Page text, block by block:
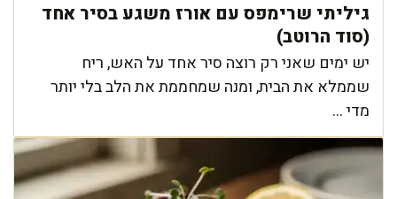
גיליתי שרימפס עם אורז משגע בסיר אחד
(סוד הרוטב)
יש ימים שאני רק רוצה סיר אחד על האש, ריח
שממלא את הבית, ומנה שמחממת את הלב בלי יותר
מדי ...